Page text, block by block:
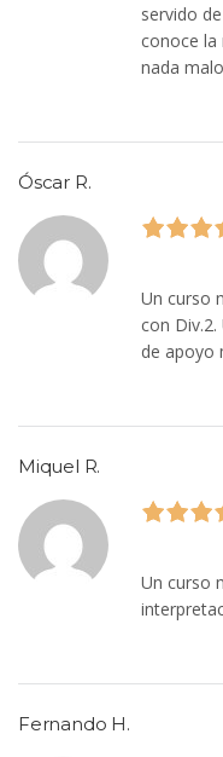
servido
conoce
nada
Óscar R.
Un curso
con
de apoyo
Miquel R.
Un curso
Fernando H.